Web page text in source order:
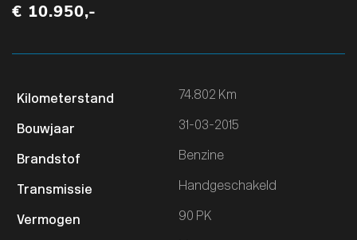
€ 10.950,-
74.802 Km
31-03-2015
Benzine
Handgeschakeld
90 PK